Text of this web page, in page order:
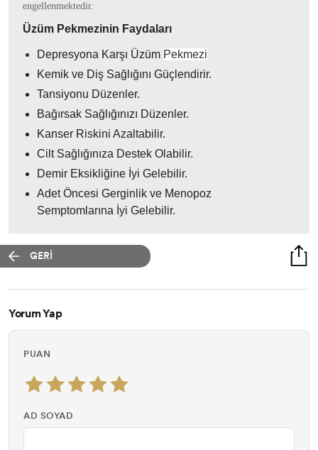
engellenmektedir.
Üzüm Pekmezinin Faydaları
Depresyona Karşı Üzüm Pekmezi
Kemik ve Diş Sağlığını Güçlendirir.
Tansiyonu Düzenler.
Bağırsak Sağlığınızı Düzenler.
Kanser Riskini Azaltabilir.
Cilt Sağlığınıza Destek Olabilir.
Demir Eksikliğine İyi Gelebilir.
Adet Öncesi Gerginlik ve Menopoz
Semptomlarına İyi Gelebilir.
GERİ
Yorum Yap
PUAN
AD SOYAD